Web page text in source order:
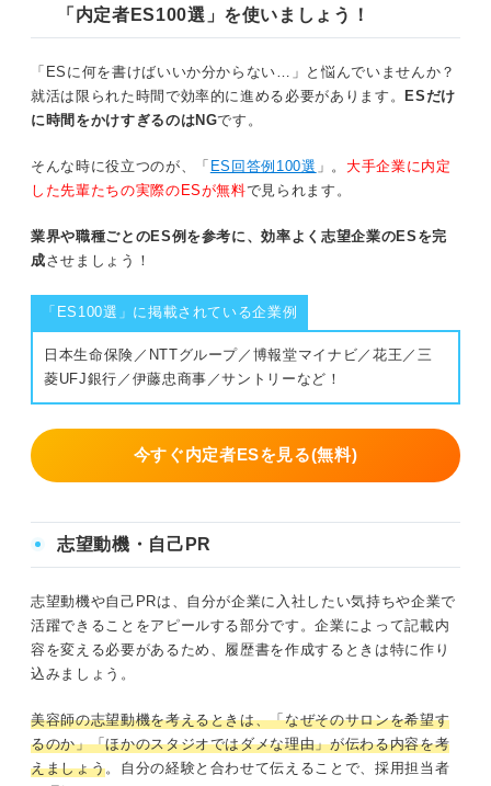
「内定者ES100選」を使いましょう！
「ESに何を書けばいいか分からない…」と悩んでいませんか？
就活は限られた時間で効率的に進める必要があります。
ESだけ
に時間をかけすぎるのはNGです。
そんな時に役立つのが、「 ES回答例100選 」。 大手企業に内定
した先輩たちの実際のESが無料で見られます。
業界や職種ごとのES例を参考に、効率よく志望企業のESを完
成させましょう！
「ES100選」に掲載されている企業例
日本生命保険／NTTグループ／博報堂マイナビ／花王／三
菱UFJ銀行／伊藤忠商事／サントリーなど！
今すぐ内定者ESを見る(無料)
志望動機・自己PR
志望動機や自己PRは、自分が企業に入社したい気持ちや企業で
活躍できることをアピールする部分です。企業によって記載内
容を変える必要があるため、履歴書を作成するときは特に作り
込みましょう。
美容師の志望動機を考えるときは、「なぜそのサロンを希望す
るのか」「ほかのスタジオではダメな理由」が伝わる内容を考
えましょう。自分の経験と合わせて伝えることで、採用担当者